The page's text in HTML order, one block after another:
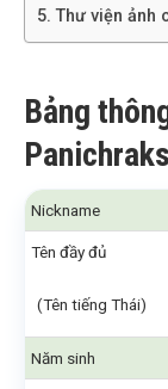
Thư viện ảnh
Bảng
Nickname
Tên đầy đủ
(Tên tiếng Thái)
Năm sinh